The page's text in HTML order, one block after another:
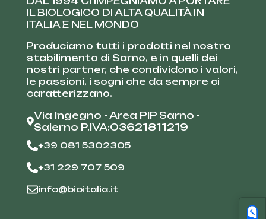
IL BIOLOGICO DI ALTA QUALITÀ IN
ITALIA E NEL MONDO
Produciamo tutti i prodotti nel nostro
stabilimento di Sarno, e in quelli dei
nostri partner, che condividono i valori,
le passioni, i sogni che da sempre ci
caratterizzano.
Via Ingegno - Area PIP Sarno -
Salerno P.IVA:03621811219
+39 081 5302305
+31 229 707 509
info@bioitalia.it